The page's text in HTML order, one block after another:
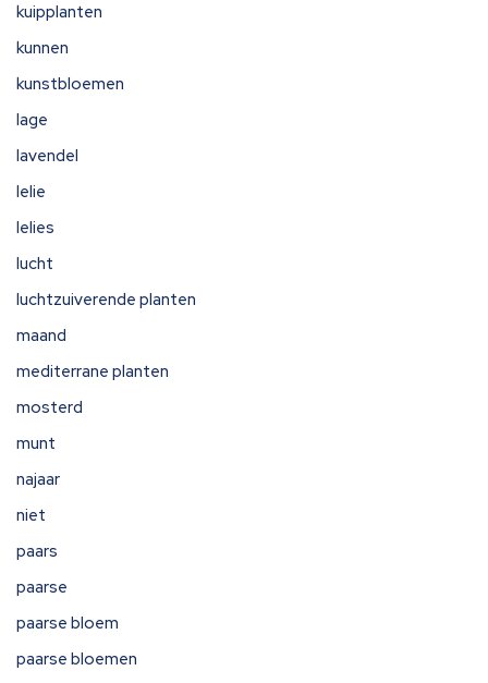
kuipplanten
kunnen
kunstbloemen
lage
lavendel
lelie
lelies
lucht
luchtzuiverende planten
maand
mediterrane planten
mosterd
munt
najaar
niet
paars
paarse
paarse bloem
paarse bloemen